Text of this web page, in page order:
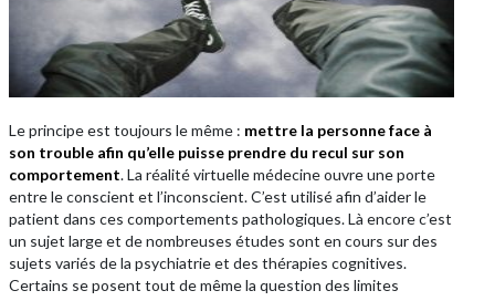
Le principe est toujours le même : mettre la personne face à
son trouble afin qu’elle puisse prendre du recul sur son
comportement. La réalité virtuelle médecine ouvre une porte
entre le conscient et l’inconscient. C’est utilisé afin d’aider le
patient dans ces comportements pathologiques. Là encore c’est
un sujet large et de nombreuses études sont en cours sur des
sujets variés de la psychiatrie et des thérapies cognitives.
Certains se posent tout de même la question des limites